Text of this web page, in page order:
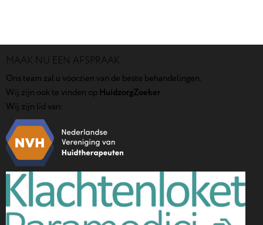
MAAK NU EEN AFSPRAAK
Ons team zal u voorzien van de beste behandelingen.
Wij zijn ook te vinden op HuidzorgZoeker
Wij zijn lid van: